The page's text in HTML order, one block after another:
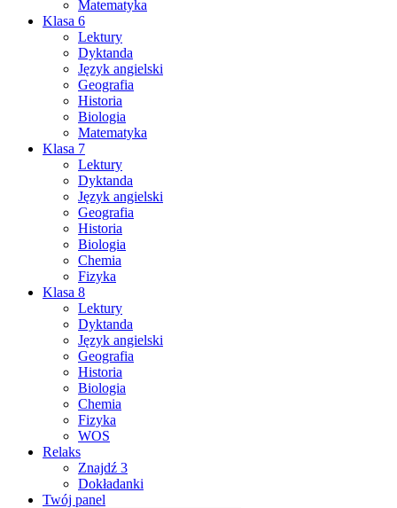
Matematyka
Klasa 6
Lektury
Dyktanda
Język angielski
Geografia
Historia
Biologia
Matematyka
Klasa 7
Lektury
Dyktanda
Język angielski
Geografia
Historia
Biologia
Chemia
Fizyka
Klasa 8
Lektury
Dyktanda
Język angielski
Geografia
Historia
Biologia
Chemia
Fizyka
WOS
Relaks
Znajdź 3
Dokładanki
Twój panel